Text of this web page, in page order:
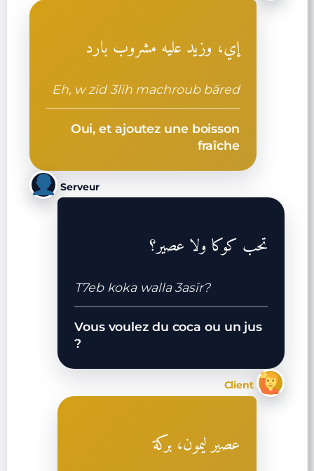
إي، وزيد عليه مشروب بارد
Eh, w zīd 3līh machroub bāred
Oui, et ajoutez une boisson
fraîche
Serveur
تحب كوكا ولا عصير؟
T7eb koka walla 3asīr?
Vous voulez du coca ou un jus
?
Client
عصير ليمون، بركة